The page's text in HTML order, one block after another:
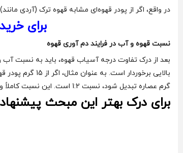
در واقع، اگر از پودر قهوه‌ای مشابه قهوه ترک (آردی
برای
نسبت قهوه و آب در فرایند دم آوری قهوه
گرم عصاره تبدیل شود، نسبت 1:2 است. این نسبت کاملاً وابسته به سلیقه شماست و می‌تواند طعم و غلظت قهوه اسپرسو را تغییر دهد.
برای درک بهتر این مبحث